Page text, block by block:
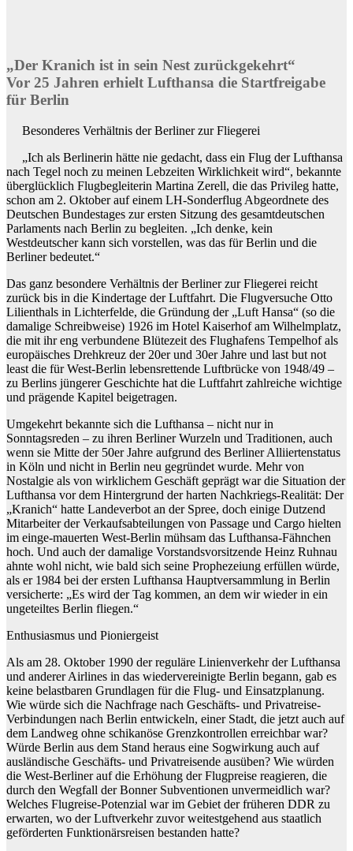
„Der Kranich ist in sein Nest zurückgekehrt“
Vor 25 Jahren erhielt Lufthansa die Startfreigabe
für Berlin
Besonderes Verhältnis der Berliner zur Fliegerei
„Ich als Berlinerin hätte nie gedacht, dass ein Flug der Lufthansa
nach Tegel noch zu meinen Lebzeiten Wirklichkeit wird“, bekannte
überglücklich Flugbegleiterin Martina Zerell, die das Privileg hatte,
schon am 2. Oktober auf einem LH-Sonderflug Abgeordnete des
Deutschen Bundestages zur ersten Sitzung des gesamtdeutschen
Parlaments nach Berlin zu begleiten. „Ich denke, kein
Westdeutscher kann sich vorstellen, was das für Berlin und die
Berliner bedeutet.“
Das ganz besondere Verhältnis der Berliner zur Fliegerei reicht
zurück bis in die Kindertage der Luftfahrt. Die Flugversuche Otto
Lilienthals in Lichterfelde, die Gründung der „Luft Hansa“ (so die
damalige Schreibweise) 1926 im Hotel Kaiserhof am Wilhelmplatz,
die mit ihr eng verbundene Blütezeit des Flughafens Tempelhof als
europäisches Drehkreuz der 20er und 30er Jahre und last but not
least die für West-Berlin lebensrettende Luftbrücke von 1948/49 –
zu Berlins jüngerer Geschichte hat die Luftfahrt zahlreiche wichtige
und prägende Kapitel beigetragen.
Umgekehrt bekannte sich die Lufthansa – nicht nur in
Sonntagsreden – zu ihren Berliner Wurzeln und Traditionen, auch
wenn sie Mitte der 50er Jahre aufgrund des Berliner Alliiertenstatus
in Köln und nicht in Berlin neu gegründet wurde. Mehr von
Nostalgie als von wirklichem Geschäft geprägt war die Situation der
Lufthansa vor dem Hintergrund der harten Nachkriegs-Realität: Der
„Kranich“ hatte Landeverbot an der Spree, doch einige Dutzend
Mitarbeiter der Verkaufsabteilungen von Passage und Cargo hielten
im einge-mauerten West-Berlin mühsam das Lufthansa-Fähnchen
hoch. Und auch der damalige Vorstandsvorsitzende Heinz Ruhnau
ahnte wohl nicht, wie bald sich seine Prophezeiung erfüllen würde,
als er 1984 bei der ersten Lufthansa Hauptversammlung in Berlin
versicherte: „Es wird der Tag kommen, an dem wir wieder in ein
ungeteiltes Berlin fliegen.“
Enthusiasmus und Pioniergeist
Als am 28. Oktober 1990 der reguläre Linienverkehr der Lufthansa
und anderer Airlines in das wiedervereinigte Berlin begann, gab es
keine belastbaren Grundlagen für die Flug- und Einsatzplanung.
Wie würde sich die Nachfrage nach Geschäfts- und Privatreise-
Verbindungen nach Berlin entwickeln, einer Stadt, die jetzt auch auf
dem Landweg ohne schikanöse Grenzkontrollen erreichbar war?
Würde Berlin aus dem Stand heraus eine Sogwirkung auch auf
ausländische Geschäfts- und Privatreisende ausüben? Wie würden
die West-Berliner auf die Erhöhung der Flugpreise reagieren, die
durch den Wegfall der Bonner Subventionen unvermeidlich war?
Welches Flugreise-Potenzial war im Gebiet der früheren DDR zu
erwarten, wo der Luftverkehr zuvor weitestgehend aus staatlich
geförderten Funktionärsreisen bestanden hatte?